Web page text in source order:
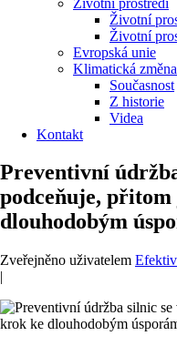
Životní
Životní
Evropská unie
Klimatická změna
Současnost
Z historie
Videa
Kontakt
Preventivní
podceňuje,
dlouhodobým
Zveřejněno uživatelem
|